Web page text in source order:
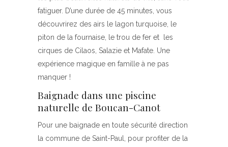
fatiguer. D’une durée de 45 minutes, vous
découvrirez des airs le lagon turquoise, le
piton de la fournaise, le trou de fer et les
cirques de Cilaos, Salazie et Mafate. Une
expérience magique en famille à ne pas
manquer !
Baignade dans une piscine
naturelle de Boucan-Canot
Pour une baignade en toute sécurité direction
la commune de Saint-Paul, pour profiter de la